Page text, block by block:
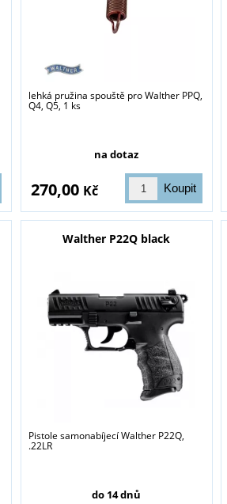
lehká pružina spouště pro Walther PPQ,
Q4, Q5, 1 ks
na dotaz
270,00 Kč
Walther P22Q black
Pistole samonabíjecí Walther P22Q,
.22LR
do 14 dnů